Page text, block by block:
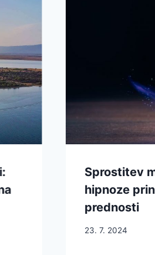
Sprostitev
hipnoze
prednosti
23. 7. 2024